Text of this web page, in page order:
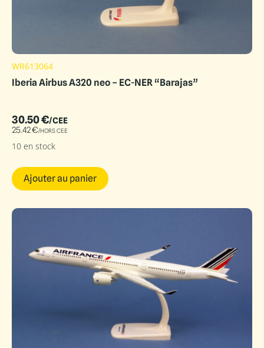
WR613064
Iberia Airbus A320 neo – EC-NER “Barajas”
30.50€/CEE
25.42€/HORS CEE
10 en stock
Ajouter au panier